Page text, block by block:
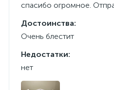
спасибо огромное.
Достоинства:
Очень блестит
Недостатки:
нет